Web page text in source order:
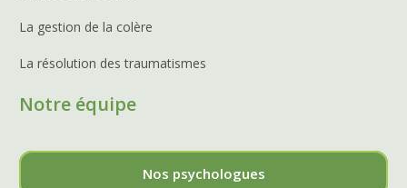
La gestion de la colère
La résolution des traumatismes
Notre équipe
Nos psychologues